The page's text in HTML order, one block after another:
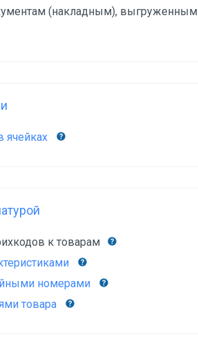
(накладным), выгруженным
ячейках
к товарам
номерами
товара